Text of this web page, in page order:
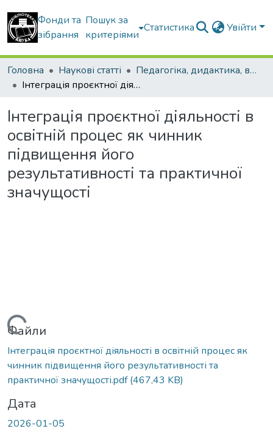
Фонди та
зібрання
Пошук за
критеріями
Статистика Увійти
Головна Наукові статті
Педагогіка, дидактика, вища освіта
Інтеграція проєктної діяльності в освітній процес як чинник підвищення його результативності та практичної значущості
Інтеграція проєктної діяльності в
освітній процес як чинник
підвищення його
результативності та практичної
значущості
Вантажиться...
Файли
Інтеграція проєктної діяльності в освітній процес як
чинник підвищення його результативності та
практичної значущості.pdf(467,43 KB)
Дата
2026-01-05